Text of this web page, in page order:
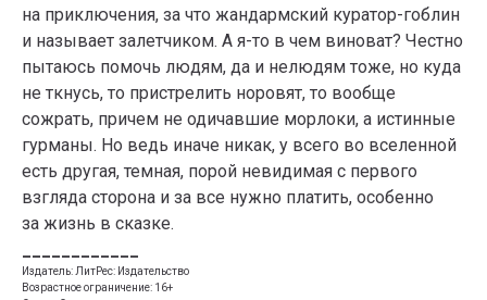
на приключения, за что жандармский куратор-гоблин
и называет залетчиком. А я-то в чем виноват? Честно
пытаюсь помочь людям, да и нелюдям тоже, но куда
не ткнусь, то пристрелить норовят, то вообще
сожрать, причем не одичавшие морлоки, а истинные
гурманы. Но ведь иначе никак, у всего во вселенной
есть другая, темная, порой невидимая с первого
взгляда сторона и за все нужно платить, особенно
за жизнь в сказке.
Издатель: ЛитРес: Издательство
Возрастное ограничение: 16+